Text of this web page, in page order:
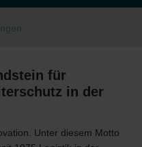
für
in der
Unter diesem Motto